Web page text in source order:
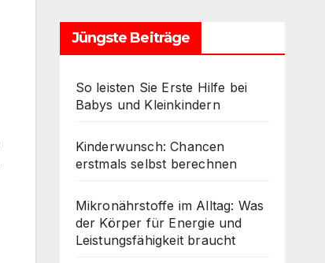
Jüngste Beiträge
So leisten Sie Erste Hilfe bei
Babys und Kleinkindern
Kinderwunsch: Chancen
erstmals selbst berechnen
Mikronährstoffe im Alltag: Was
der Körper für Energie und
Leistungsfähigkeit braucht